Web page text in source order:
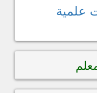
علمية